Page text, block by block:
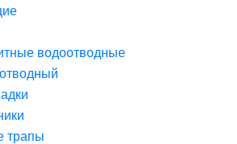
водоотводные
трапы